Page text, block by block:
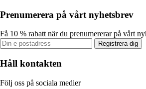
Prenumerera på vårt nyhetsbrev
Få 10 % rabatt när du prenumererar på vårt
Registrera dig
Håll kontakten
Följ oss på sociala medier